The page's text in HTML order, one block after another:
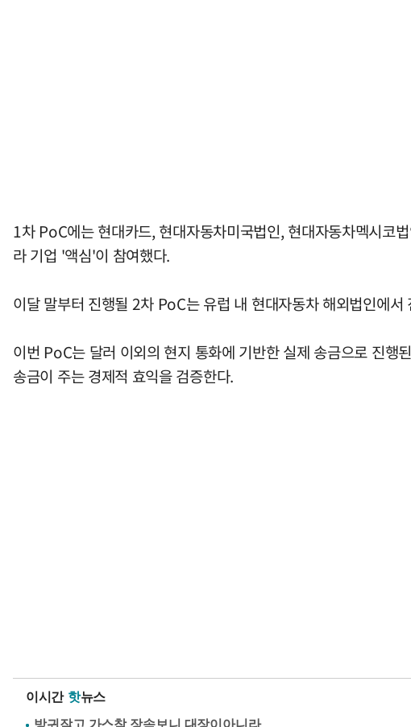
1차 PoC에는 현대카드, 현대자동차미국법인, 현대자동차멕시코
라 기업 '액심'이 참여했다.
이달 말부터 진행될 2차 PoC는 유럽 내 현대자동차 해외법인에
이번 PoC는 달러 이외의 현지 통화에 기반한 실제 송금으로 진행
송금이 주는 경제적 효익을 검증한다.
이시간 핫뉴스